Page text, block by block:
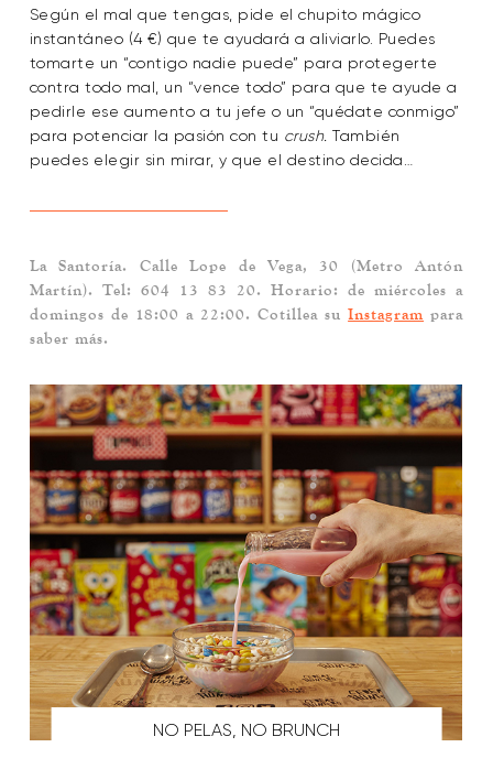
Según el mal que tengas, pide el chupito mágico
instantáneo (4 €) que te ayudará a aliviarlo. Puedes
tomarte un “contigo nadie puede” para protegerte
contra todo mal, un “vence todo” para que te ayude a
pedirle ese aumento a tu jefe o un “quédate conmigo”
para potenciar la pasión con tu crush.También
puedes elegir sin mirar, y que el destino decida…
La Santoría. Calle Lope de Vega, 30 (Metro Antón
Martín). Tel: 604 13 83 20. Horario: de miércoles a
domingos de 18:00 a 22:00. Cotillea suInstagram para
saber más.
NO PELAS, NO BRUNCH